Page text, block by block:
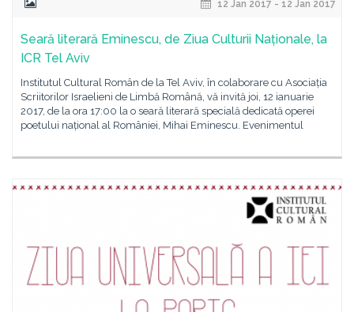
12 Jan 2017 - 12 Jan 2017
Seară literară Eminescu, de Ziua Culturii Naționale, la
ICR Tel Aviv
Institutul Cultural Român de la Tel Aviv, în colaborare cu Asociația
Scriitorilor Israelieni de Limbă Română, vă invită joi, 12 ianuarie
2017, de la ora 17:00 la o seară literară specială dedicată operei
poetului național al României, Mihai Eminescu. Evenimentul